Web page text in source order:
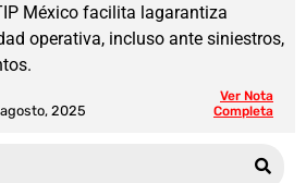
2025
México facilita lagarantiza
operativa, incluso ante siniestros,
Ver Nota
Completa